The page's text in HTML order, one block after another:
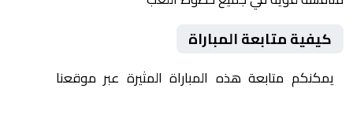
كيفية متابعة المباراة
يمكنكم متابعة هذه المباراة المثيرة عبر موقعنا